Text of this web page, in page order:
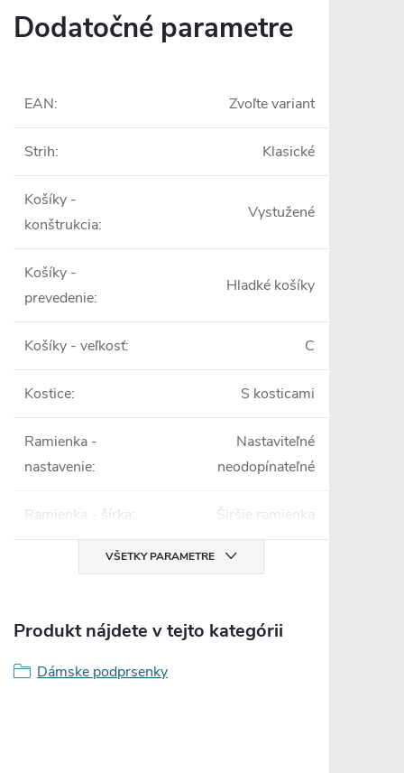
Dodatočné parametre
EAN: Zvoľte variant
Strih: Klasické
Košíky -
konštrukcia:
Vystužené
Košíky -
prevedenie:
Hladké košíky
Košíky - veľkosť: C
Kostice: S kosticami
Ramienka -
nastavenie:
Nastaviteľné
neodopínateľné
Ramienka - šírka: Širšie ramienka
VŠETKY PARAMETRE
Produkt nájdete v tejto kategórii
Dámske podprsenky